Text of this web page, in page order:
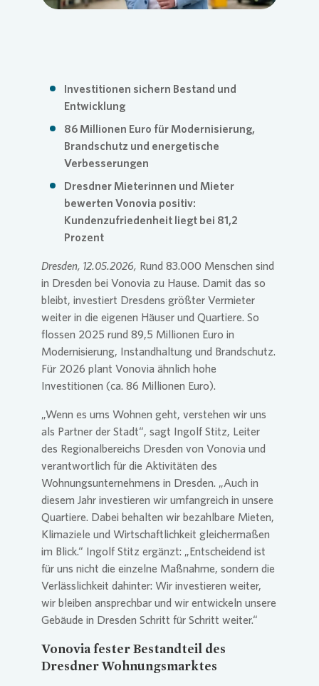
Investitionen sichern Bestand und
Entwicklung
86 Millionen Euro für Modernisierung,
Brandschutz und energetische
Verbesserungen
Dresdner Mieterinnen und Mieter
bewerten Vonovia positiv:
Kundenzufriedenheit liegt bei 81,2
Prozent
Dresden, 12.05.2026, Rund 83.000 Menschen sind
in Dresden bei Vonovia zu Hause. Damit das so
bleibt, investiert Dresdens größter Vermieter
weiter in die eigenen Häuser und Quartiere. So
flossen 2025 rund 89,5 Millionen Euro in
Modernisierung, Instandhaltung und Brandschutz.
Für 2026 plant Vonovia ähnlich hohe
Investitionen (ca. 86 Millionen Euro).
„Wenn es ums Wohnen geht, verstehen wir uns
als Partner der Stadt“, sagt Ingolf Stitz, Leiter
des Regionalbereichs Dresden von Vonovia und
verantwortlich für die Aktivitäten des
Wohnungsunternehmens in Dresden. „Auch in
diesem Jahr investieren wir umfangreich in unsere
Quartiere. Dabei behalten wir bezahlbare Mieten,
Klimaziele und Wirtschaftlichkeit gleichermaßen
im Blick.“ Ingolf Stitz ergänzt: „Entscheidend ist
für uns nicht die einzelne Maßnahme, sondern die
Verlässlichkeit dahinter: Wir investieren weiter,
wir bleiben ansprechbar und wir entwickeln unsere
Gebäude in Dresden Schritt für Schritt weiter.“
Vonovia fester Bestandteil des
Dresdner Wohnungsmarktes